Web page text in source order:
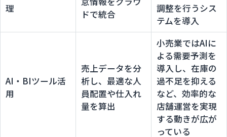
理
ドで統合
調整を行うシス
テムを導入
AI・BIツール活
用
売上データを分
析し、最適な人
員配置や仕入れ
量を算出
小売業ではAIに
よる需要予測を
導入し、在庫の
過不足を抑える
など、効率的な
店舗運営を実現
する動きが広が
っている